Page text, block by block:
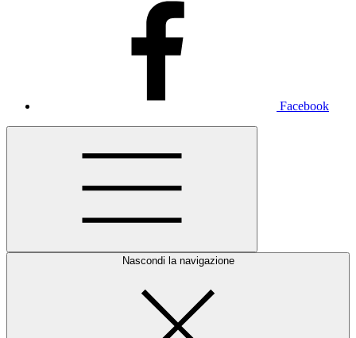
Facebook
Nascondi la navigazione